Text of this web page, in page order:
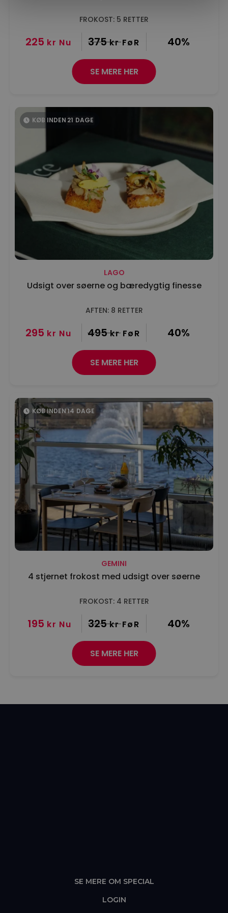
FROKOST: 5 RETTER
225 kr Nu 375 kr FøR 40%
SE MERE HER
LAGO
Udsigt over søerne og bæredygtig finesse
AFTEN: 8 RETTER
295 kr Nu 495 kr FøR 40%
SE MERE HER
KØB INDEN 21 DAGE
GEMINI
4 stjernet frokost med udsigt over søerne
FROKOST: 4 RETTER
195 kr Nu 325 kr FøR 40%
SE MERE HER
KØB INDEN 14 DAGE
SE MERE OM SPECIAL
LOGIN